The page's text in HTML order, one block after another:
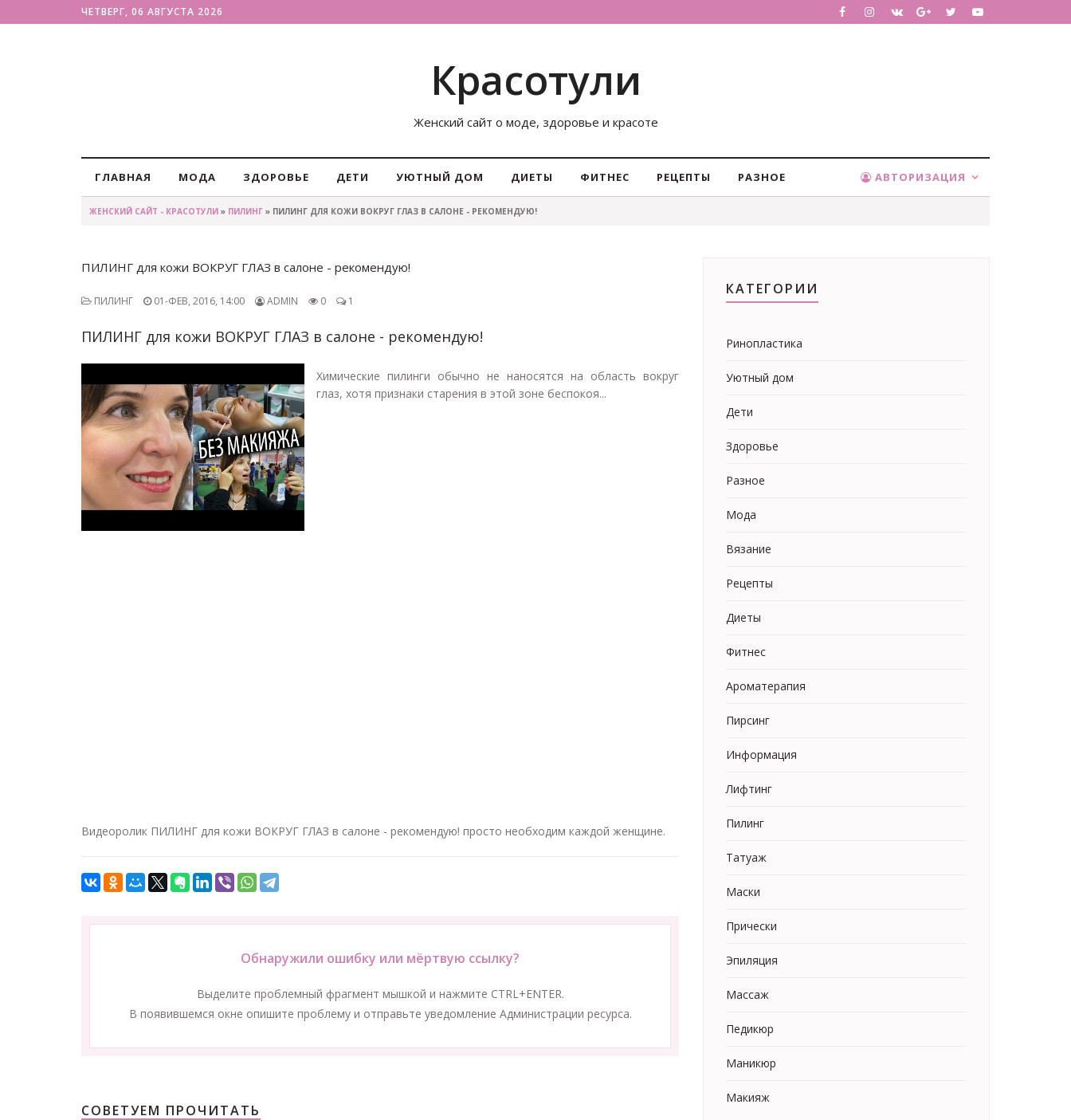
ЧЕТВЕРГ, 06 АВГУСТА 2026
Красотули
Женский сайт о моде, здоровье и красоте
ГЛАВНАЯ МОДА ЗДОРОВЬЕ ДЕТИ УЮТНЫЙ ДОМ ДИЕТЫ ФИТНЕС РЕЦЕПТЫ РАЗНОЕ АВТОРИЗАЦИЯ
ЖЕНСКИЙ САЙТ - КРАСОТУЛИ » ПИЛИНГ » ПИЛИНГ ДЛЯ КОЖИ ВОКРУГ ГЛАЗ В САЛОНЕ - РЕКОМЕНДУЮ!
ПИЛИНГ для кожи ВОКРУГ ГЛАЗ в салоне - рекомендую!
ПИЛИНГ 01-ФЕВ, 2016, 14:00 ADMIN 0 1
ПИЛИНГ для кожи ВОКРУГ ГЛАЗ в салоне - рекомендую!
Химические пилинги обычно не наносятся на область вокруг
глаз, хотя признаки старения в этой зоне беспокоя...
Видеоролик ПИЛИНГ для кожи ВОКРУГ ГЛАЗ в салоне - рекомендую! просто необходим каждой женщине.
Обнаружили ошибку или мёртвую ссылку?
Выделите проблемный фрагмент мышкой и нажмите CTRL+ENTER.
В появившемся окне опишите проблему и отправьте уведомление Администрации ресурса.
СОВЕТУЕМ ПРОЧИТАТЬ
КАТЕГОРИИ
Ринопластика
Уютный дом
Дети
Здоровье
Разное
Мода
Вязание
Рецепты
Диеты
Фитнес
Ароматерапия
Пирсинг
Информация
Лифтинг
Пилинг
Татуаж
Маски
Прически
Эпиляция
Массаж
Педикюр
Маникюр
Макияж